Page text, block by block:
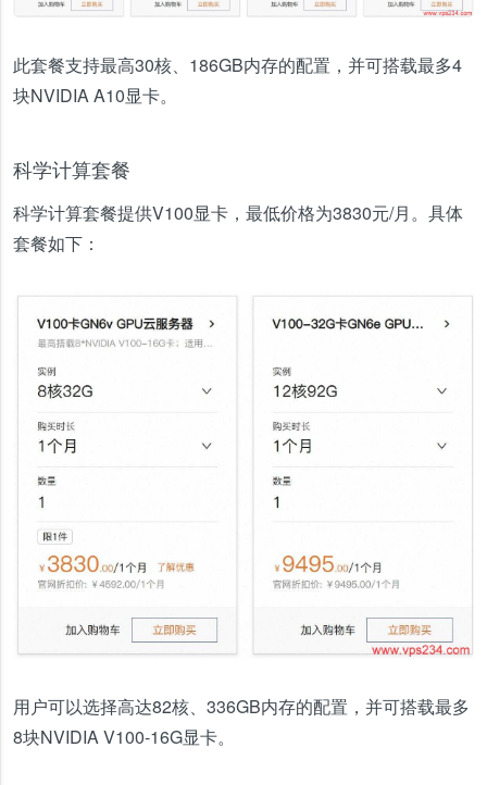
此套餐支持最高30核、186GB内存的配置，并可搭载最多4
块NVIDIA A10显卡。
科学计算套餐
科学计算套餐提供V100显卡，最低价格为3830元/月。具体
套餐如下：
用户可以选择高达82核、336GB内存的配置，并可搭载最多
8块NVIDIA V100-16G显卡。